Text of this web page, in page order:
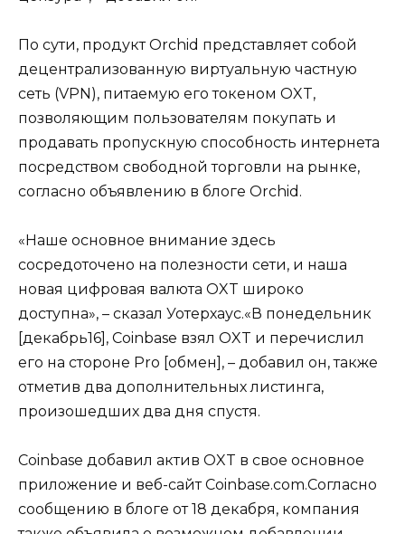
По сути, продукт Orchid представляет собой
децентрализованную виртуальную частную
сеть (VPN), питаемую его токеном OXT,
позволяющим пользователям покупать и
продавать пропускную способность интернета
посредством свободной торговли на рынке,
согласно объявлению в блоге Orchid.
«Наше основное внимание здесь
сосредоточено на полезности сети, и наша
новая цифровая валюта OXT широко
доступна», – сказал Уотерхаус.«В понедельник
[декабрь16], Coinbase взял OXT и перечислил
его на стороне Pro [обмен], – добавил он, также
отметив два дополнительных листинга,
произошедших два дня спустя.
Coinbase добавил актив OXT в свое основное
приложение и веб-сайт Coinbase.com.Согласно
сообщению в блоге от 18 декабря, компания